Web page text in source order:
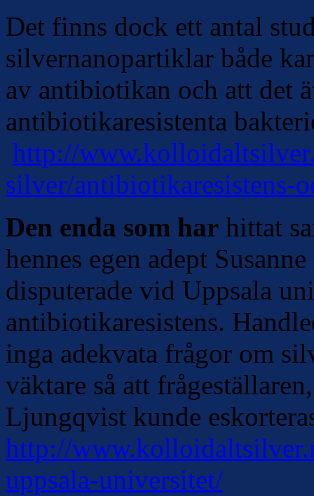
Det finns dock ett antal
silvernanopartiklar både
av antibiotikan och att det
antibiotikaresistenta
http://
silver/antibiotikaresistens-
Den enda som har hittat
hennes egen adept
disputerade vid Uppsala
antibiotikaresistens.
inga adekvata frågor om
väktare så att
Ljungqvist kunde
http://
uppsala-universitet/